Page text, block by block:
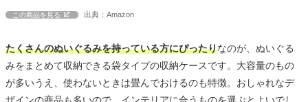
この商品を見る 出典：Amazon
たくさんのぬいぐるみを持っている方にぴったりなのが、ぬいぐる
みをまとめて収納できる袋タイプの収納ケースです。大容量のもの
が多いうえ、使わないときは畳んでおけるのも特徴。おしゃれなデ